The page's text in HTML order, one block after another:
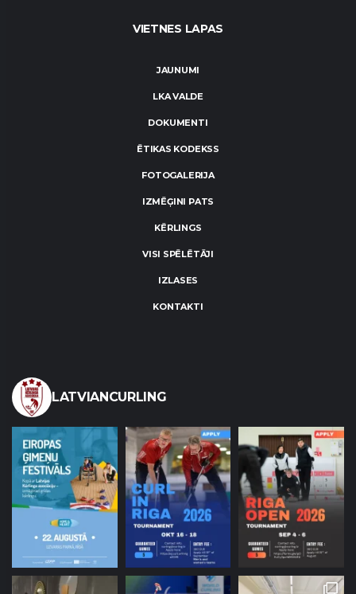
VIETNES LAPAS
JAUNUMI
LKA VALDE
DOKUMENTI
ĒTIKAS KODEKSS
FOTOGALERIJA
IZMĒĢINI PATS
KĒRLINGS
VISI SPĒLĒTĀJI
IZLASES
KONTAKTI
LATVIANCURLING